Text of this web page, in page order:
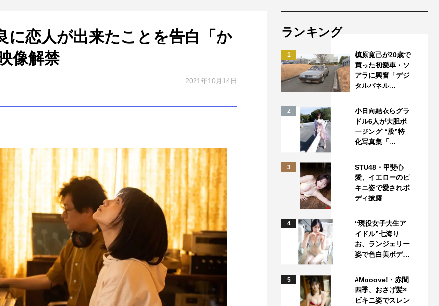
に恋人が出来たことを告白「か
像解禁
2021年10月14日
ランキング
1
槙原寛己が20歳で
買った初愛車・ソ
アラに興奮「デジ
タルパネル…
2
小日向結衣らグラ
ドル6人が大胆ポ
ージング “股”特
化写真集「…
3
STU48・甲斐心
愛、イエローのビ
キニ姿で愛されボ
ディ披露
4
“現役女子大生ア
イドル”七海り
お、ランジェリー
姿で色白美ボデ…
5
#Mooove!・赤間
四季、おさげ髪×
ビキニ姿でスレン